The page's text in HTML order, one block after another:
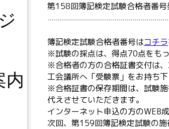
内
第158回簿記検定試験合格者番号
簿記検定試験合格者番号はコチラ
※試験の採点は、得点70点をもっ
※合格者の方の合格証書交付は
工会議所へ「受験票」をお持ち下
※合格証書の保存期間は、試験
代えさせていただきます。
インターネット申込の方のWEB
次回、第159回簿記検定試験の